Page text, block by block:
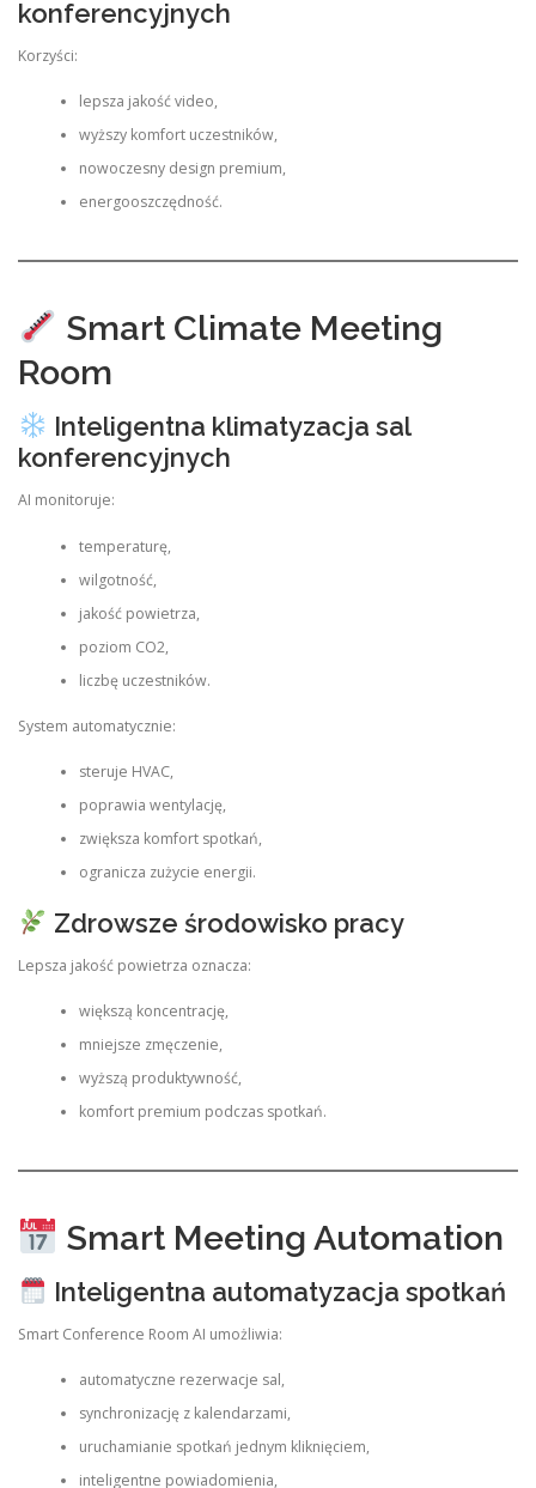
konferencyjnych
Korzyści:
lepsza jakość video,
wyższy komfort uczestników,
nowoczesny design premium,
energooszczędność.
Smart Climate Meeting
Room
Inteligentna klimatyzacja sal
konferencyjnych
AI monitoruje:
temperaturę,
wilgotność,
jakość powietrza,
poziom CO2,
liczbę uczestników.
System automatycznie:
steruje HVAC,
poprawia wentylację,
zwiększa komfort spotkań,
ogranicza zużycie energii.
Zdrowsze środowisko pracy
Lepsza jakość powietrza oznacza:
większą koncentrację,
mniejsze zmęczenie,
wyższą produktywność,
komfort premium podczas spotkań.
Smart Meeting Automation
Inteligentna automatyzacja spotkań
Smart Conference Room AI umożliwia:
automatyczne rezerwacje sal,
synchronizację z kalendarzami,
uruchamianie spotkań jednym kliknięciem,
inteligentne powiadomienia,